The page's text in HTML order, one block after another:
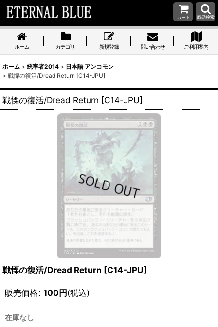
カート 商品検索
ホーム カテゴリ 新規登録 問い合わせ ご利用案内
ホーム > 統率者2014 > 日本語 アンコモン
> 戦慄の復活/Dread Return [C14-JPU]
戦慄の復活/Dread Return [C14-JPU]
戦慄の復活/Dread Return [C14-JPU]
販売価格: 100円(税込)
在庫なし